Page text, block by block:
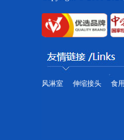
箱式冷水机生产线
风淋室 伸缩接头 食